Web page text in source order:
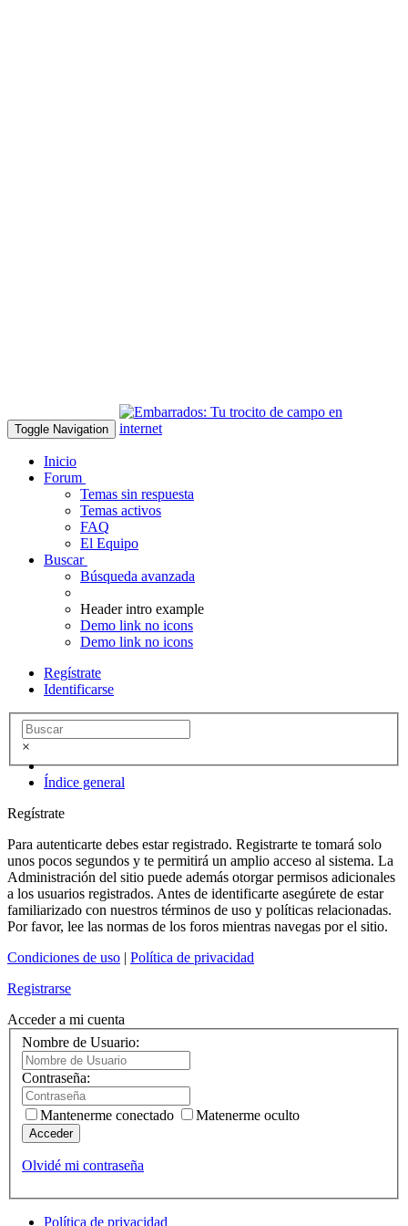
Toggle Navigation
Inicio
Forum
Temas sin respuesta
Temas activos
FAQ
El Equipo
Buscar
Búsqueda avanzada
Header intro example
Demo link no icons
Demo link no icons
Regístrate
Identificarse
×
Índice general
Regístrate
Para autenticarte debes estar registrado. Registrarte te tomará solo
unos pocos segundos y te permitirá un amplio acceso al sistema. La
Administración del sitio puede además otorgar permisos adicionales
a los usuarios registrados. Antes de identificarte asegúrete de estar
familiarizado con nuestros términos de uso y políticas relacionadas.
Por favor, lee las normas de los foros mientras navegas por el sitio.
Condiciones de uso | Política de privacidad
Registrarse
Acceder a mi cuenta
Nombre de Usuario:
Contraseña:
Mantenerme conectado Matenerme oculto
Acceder
Olvidé mi contraseña
Política de privacidad